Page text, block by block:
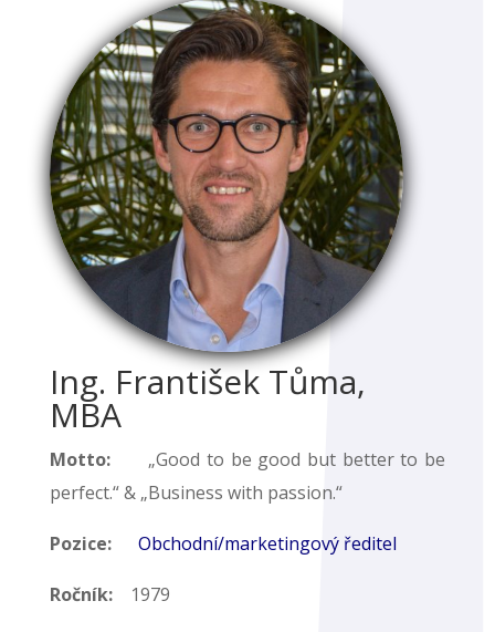
Ing. František Tůma,
MBA
Motto:„Good to be good but better to be
perfect.“ & „Business with passion.“
Pozice: Obchodní/marketingový ředitel
Ročník:1979